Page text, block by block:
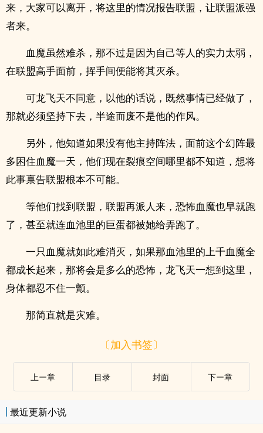
来，大家可以离开，将这里的情况报告联盟，让联盟派强
者来。
血魔虽然难杀，那不过是因为自己等人的实力太弱，
在联盟高手面前，挥手间便能将其灭杀。
可龙飞天不同意，以他的话说，既然事情已经做了，
那就必须坚持下去，半途而废不是他的作风。
另外，他知道如果没有他主持阵法，面前这个幻阵最
多困住血魔一天，他们现在裂痕空间哪里都不知道，想将
此事禀告联盟根本不可能。
等他们找到联盟，联盟再派人来，恐怖血魔也早就跑
了，甚至就连血池里的巨蛋都被她给弄跑了。
一只血魔就如此难消灭，如果那血池里的上千血魔全
都成长起来，那将会是多么的恐怖，龙飞天一想到这里，
身体都忍不住一颤。
那简直就是灾难。
〔加入书签〕
上ー章 目录 封面 下ー章
最近更新小说